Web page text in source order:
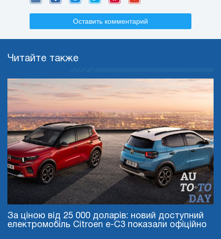
Оставить комментарий
Читайте также
За ціною від 25 000 доларів: новий доступний
електромобіль Citroen e-C3 показали офіційно